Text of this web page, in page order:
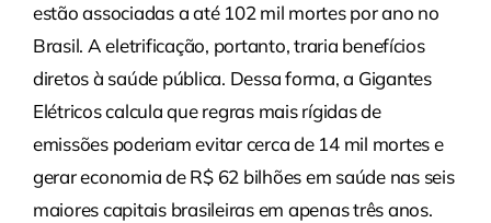
estão associadas a até 102 mil mortes por ano no
Brasil. A eletrificação, portanto, traria benefícios
diretos à saúde pública. Dessa forma, a Gigantes
Elétricos calcula que regras mais rígidas de
emissões poderiam evitar cerca de 14 mil mortes e
gerar economia de R$ 62 bilhões em saúde nas seis
maiores capitais brasileiras em apenas três anos.